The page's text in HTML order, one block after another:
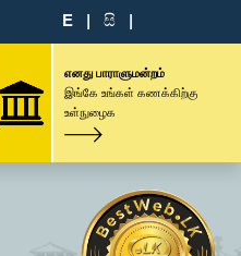
E | සි |
எனது பாராளுமன்றம்
இங்கே உங்கள் கணக்கிற்கு
உள்நுழைக